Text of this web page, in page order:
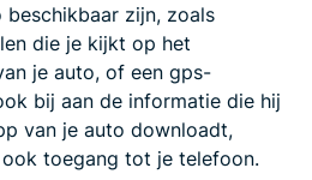
zijn, zoals
die je kijkt op het
je auto, of een gps-
bij aan de informatie die hij
van je auto downloadt,
toegang tot je telefoon.